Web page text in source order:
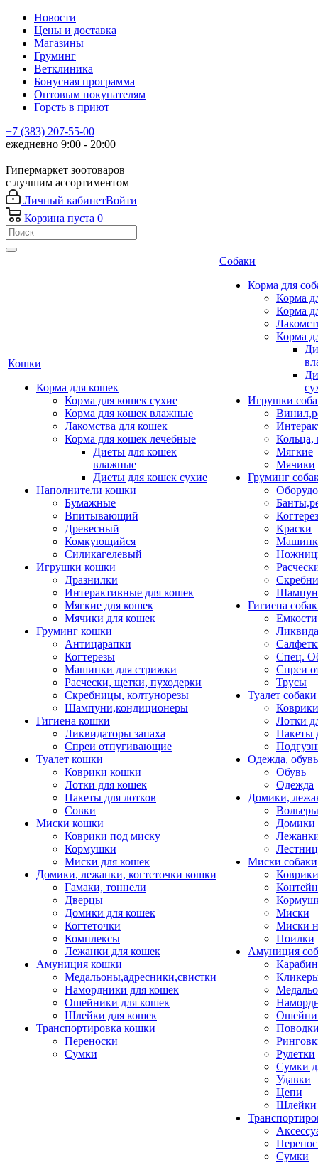
Новости
Цены и доставка
Магазины
Груминг
Ветклиника
Бонусная программа
Оптовым покупателям
Горсть в приют
+7 (383) 207-55-00
ежедневно 9:00 - 20:00
Гипермаркет зоотоваров
с лучшим ассортиментом
Личный кабинетВойти
Корзина пуста 0
Кошки
Корма для кошек
Корма для кошек сухие
Корма для кошек влажные
Лакомства для кошек
Корма для кошек лечебные
Диеты для кошек
влажные
Диеты для кошек сухие
Наполнители кошки
Бумажные
Впитывающий
Древесный
Комкующийся
Силикагелевый
Игрушки кошки
Дразнилки
Интерактивные для кошек
Мягкие для кошек
Мячики для кошек
Груминг кошки
Антицарапки
Когтерезы
Машинки для стрижки
Расчески, щетки, пуходерки
Скребницы, колтунорезы
Шампуни,кондиционеры
Гигиена кошки
Ликвидаторы запаха
Спреи отпугивающие
Туалет кошки
Коврики кошки
Лотки для кошек
Пакеты для лотков
Совки
Миски кошки
Коврики под миску
Кормушки
Миски для кошек
Домики, лежанки, когтеточки кошки
Гамаки, тоннели
Дверцы
Домики для кошек
Когтеточки
Комплексы
Лежанки для кошек
Амуниция кошки
Медальоны,адресники,свистки
Намордники для кошек
Ошейники для кошек
Шлейки для кошек
Транспортировка кошки
Переноски
Сумки
Собаки
Корма для
Корма
Корма
Корма
Игрушки
Кольца,
Мягкие
Мячики
Груминг
Краски
Гигиена
Емкости
Спец.
Спреи
Трусы
Туалет собаки
Коврики
Лотки
Пакеты
Одежда, обувь
Обувь
Одежда
Домики,
Домики
Миски собаки
Миски
Миски
Поилки
Амуниция
Рулетки
Сумки
Удавки
Цепи
Шлейки
Сумки